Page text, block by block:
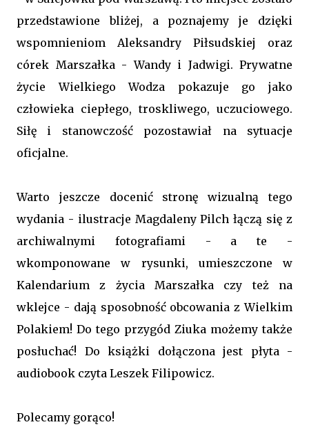
przedstawione bliżej, a poznajemy je dzięki
wspomnieniom Aleksandry Piłsudskiej oraz
córek Marszałka - Wandy i Jadwigi. Prywatne
życie Wielkiego Wodza pokazuje go jako
człowieka ciepłego, troskliwego, uczuciowego.
Siłę i stanowczość pozostawiał na sytuacje
oficjalne.
Warto jeszcze docenić stronę wizualną tego
wydania - ilustracje Magdaleny Pilch łączą się z
archiwalnymi fotografiami - a te -
wkomponowane w rysunki, umieszczone w
Kalendarium z życia Marszałka czy też na
wklejce - dają sposobność obcowania z Wielkim
Polakiem! Do tego przygód Ziuka możemy także
posłuchać! Do książki dołączona jest płyta -
audiobook czyta Leszek Filipowicz.
Polecamy gorąco!